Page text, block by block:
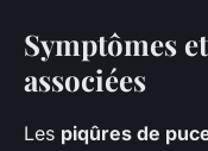
Symptômes
associées
Les piqûres de